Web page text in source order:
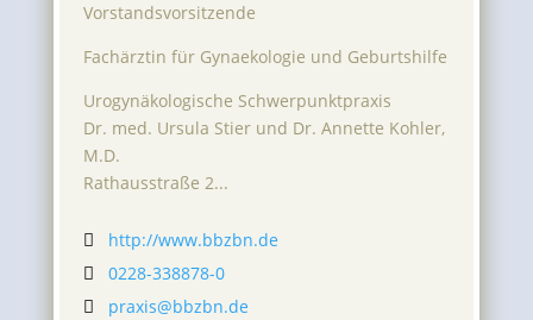
Vorstandsvorsitzende
Fachärztin für Gynaekologie und Geburtshilfe
Urogynäkologische Schwerpunktpraxis
Dr. med. Ursula Stier und Dr. Annette Kohler,
M.D.
Rathausstraße 2...
 http://www.bbzbn.de
 0228-338878-0
 praxis@bbzbn.de